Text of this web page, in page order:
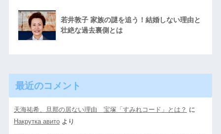
若井敦子 家族の謎を追う！結婚しない理由と
壮絶な過去裏側とは
最近のコメント
天海祐希、旦那の居ない理由 宝塚「すみれコード」とは？ に
Накрутка авитоより